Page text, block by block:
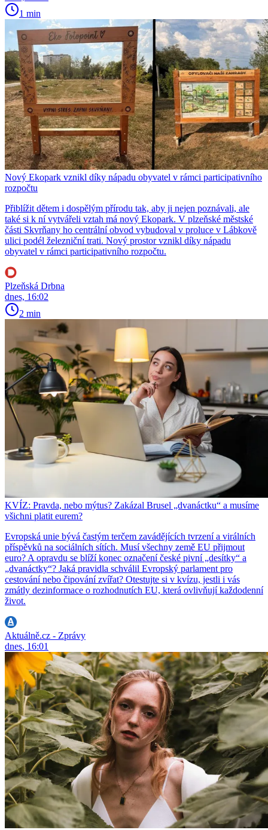
1 min
Nový Ekopark vznikl díky nápadu obyvatel v rámci participativního
rozpočtu
Přiblížit dětem i dospělým přírodu tak, aby ji nejen poznávali, ale
také si k ní vytvářeli vztah má nový Ekopark. V plzeňské městské
části Skvrňany ho centrální obvod vybudoval v proluce v Lábkově
ulici podél železniční trati. Nový prostor vznikl díky nápadu
obyvatel v rámci participativního rozpočtu.
Plzeňská Drbna
dnes, 16:02
2 min
KVÍZ: Pravda, nebo mýtus? Zakázal Brusel „dvanáctku“ a musíme
všichni platit eurem?
Evropská unie bývá častým terčem zavádějících tvrzení a virálních
příspěvků na sociálních sítích. Musí všechny země EU přijmout
euro? A opravdu se blíží konec označení české pivní „desítky“ a
„dvanáctky“? Jaká pravidla schválil Evropský parlament pro
cestování nebo čipování zvířat? Otestujte si v kvízu, jestli i vás
zmátly dezinformace o rozhodnutích EU, která ovlivňují každodenní
život.
Aktuálně.cz - Zprávy
dnes, 16:01